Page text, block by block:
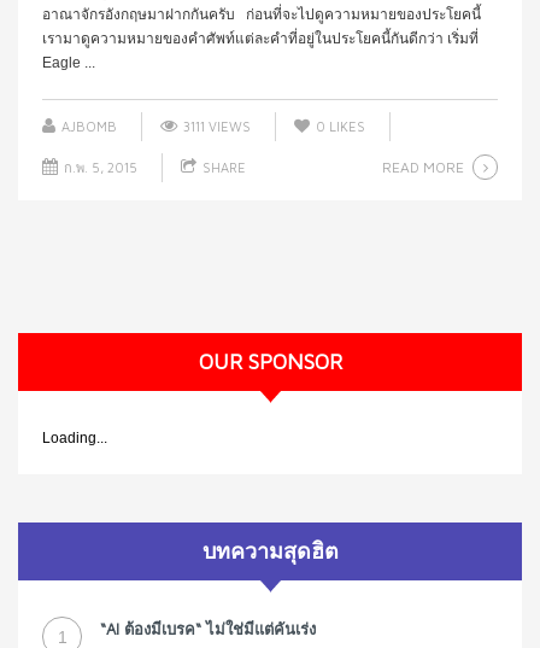
อาณาจักรอังกฤษมาฝากกันครับ ก่อนที่จะไปดูความหมายของประโยคนี้
เรามาดูความหมายของคำศัพท์แต่ละคำที่อยู่ในประโยคนี้กันดีกว่า เริ่มที่
Eagle ...
AJBOMB 3111 VIEWS 0 LIKES
ก.พ. 5, 2015 SHARE READ MORE
OUR SPONSOR
Loading...
บทความสุดฮิต
1 “AI ต้องมีเบรค“ ไม่ใช่มีแต่คันเร่ง